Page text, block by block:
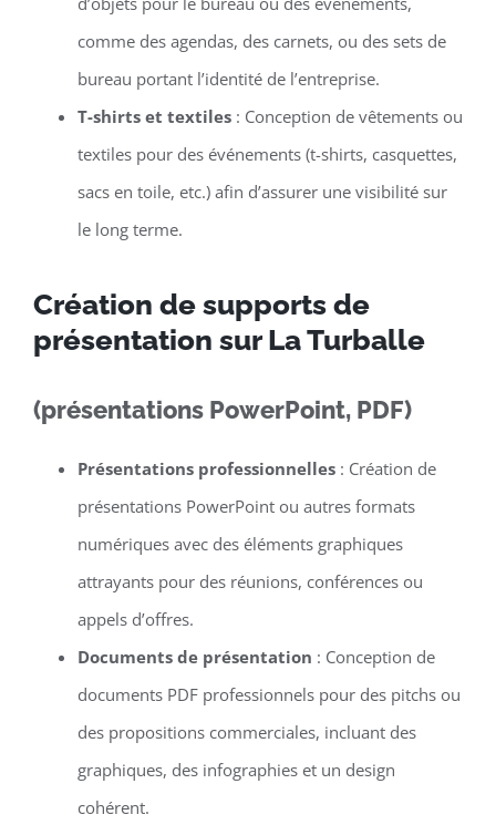
comme des agendas, des carnets, ou des sets de
bureau portant l’identité de l’entreprise.
T-shirts et textiles: Conception de vêtements ou
textiles pour des événements (t-shirts, casquettes,
sacs en toile, etc.) afin d’assurer une visibilité sur
le long terme.
Création de supports de
présentation sur La Turballe
(présentations PowerPoint, PDF)
Présentations professionnelles: Création de
présentations PowerPoint ou autres formats
numériques avec des éléments graphiques
attrayants pour des réunions, conférences ou
appels d’offres.
Documents de présentation : Conception de
documents PDF professionnels pour des pitchs ou
des propositions commerciales, incluant des
graphiques, des infographies et un design
cohérent.